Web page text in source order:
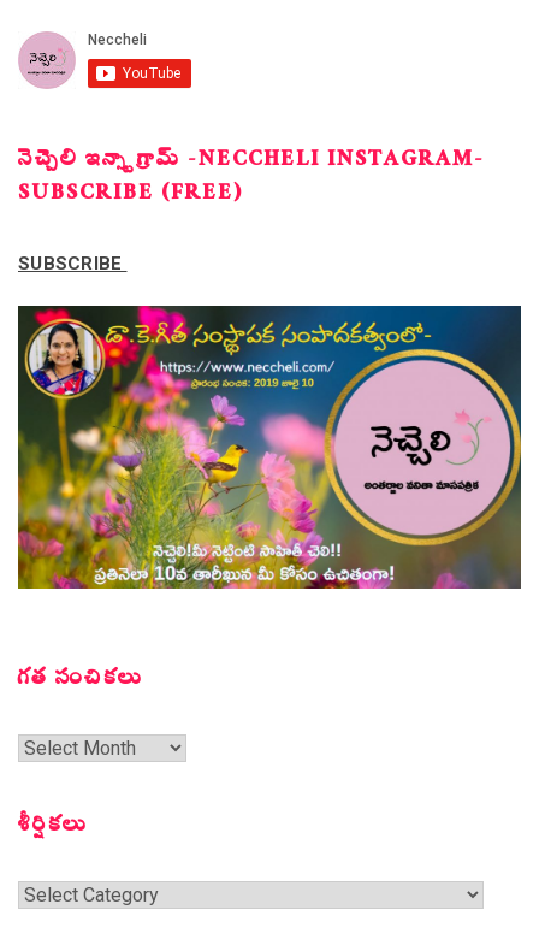
నెచ్చెలి ఇన్స్టాగ్రామ్ -NECCHELI INSTAGRAM-
SUBSCRIBE (FREE)
SUBSCRIBE
గత సంచికలు
గత
శీర్షికలు
శీర్షికలు